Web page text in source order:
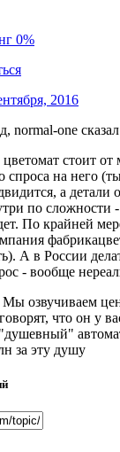
0%
2016
normal-one
стоит
спроса на него
а детали
по сложности
По крайней
А в России
- вообще
озвучиваем
что он у
за эту душу